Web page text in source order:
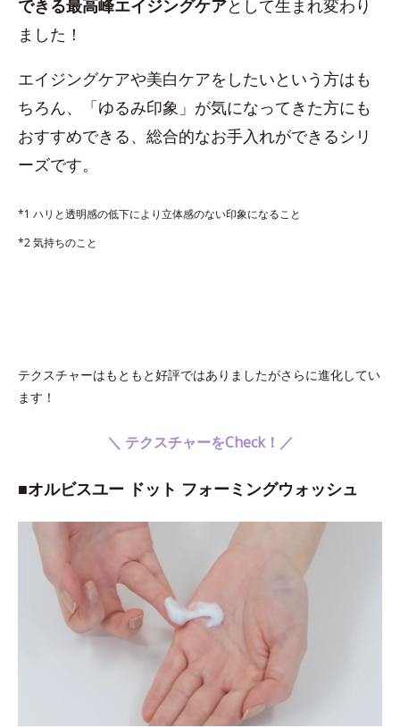
できる最高峰エイジングケアとして生まれ変わり
ました！
エイジングケアや美白ケアをしたいという方はも
ちろん、「ゆるみ印象」が気になってきた方にも
おすすめできる、総合的なお手入れができるシリ
ーズです。
*1 ハリと透明感の低下により立体感のない印象になること
*2 気持ちのこと
テクスチャーはもともと好評ではありましたがさらに進化してい
ます！
＼ テクスチャーをCheck！／
■オルビスユー ドット フォーミングウォッシュ